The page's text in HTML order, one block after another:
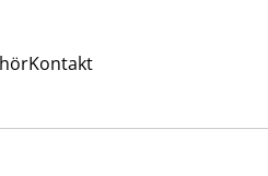
Kontakt